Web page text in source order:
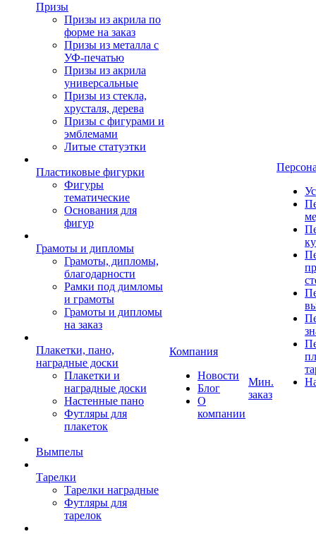
Призы
Призы из акрила по
форме на заказ
Призы из металла с
УФ-печатью
Призы из акрила
универсальные
Призы из стекла,
хрусталя, дерева
Призы с фигурами и
эмблемами
Литые статуэтки
Пластиковые фигурки
Фигуры
тематические
Основания для
фигур
Грамоты и дипломы
Грамоты, дипломы,
благодарности
Рамки под димломы
и грамоты
Грамоты и дипломы
на заказ
Плакетки, пано,
наградные доски
Плакетки и
наградные доски
Настенные пано
Футляры для
плакеток
Вымпелы
Тарелки
Тарелки наградные
Футляры для
тарелок
Компания
Новости
Блог
О
компании
Мин.
заказ